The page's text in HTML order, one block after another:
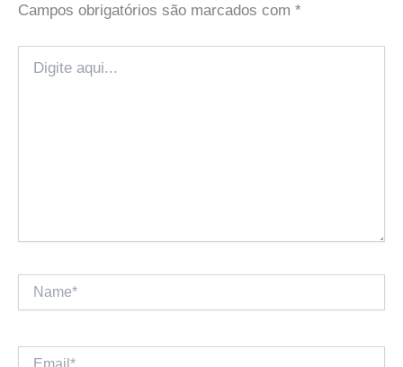
Campos obrigatórios são marcados com *
aqui...